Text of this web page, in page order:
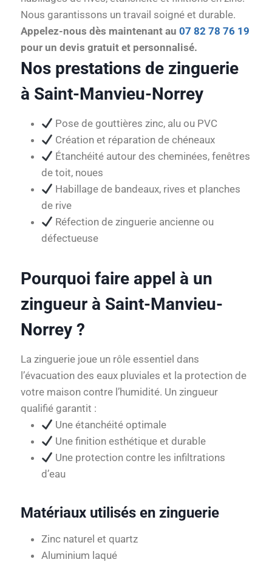
Nous garantissons un travail soigné et durable.
Appelez-nous dès maintenant au 07 82 78 76 19
pour un devis gratuit et personnalisé.
Nos prestations de zinguerie
à Saint-Manvieu-Norrey
Pose de gouttières zinc, alu ou PVC
Création et réparation de chéneaux
Étanchéité autour des cheminées, fenêtres
de toit, noues
Habillage de bandeaux, rives et planches
de rive
Réfection de zinguerie ancienne ou
défectueuse
Pourquoi faire appel à un
zingueur à Saint-Manvieu-
Norrey ?
La zinguerie joue un rôle essentiel dans
l’évacuation des eaux pluviales et la protection de
votre maison contre l’humidité. Un zingueur
qualifié garantit :
Une étanchéité optimale
Une finition esthétique et durable
Une protection contre les infiltrations
d’eau
Matériaux utilisés en zinguerie
Zinc naturel et quartz
Aluminium laqué